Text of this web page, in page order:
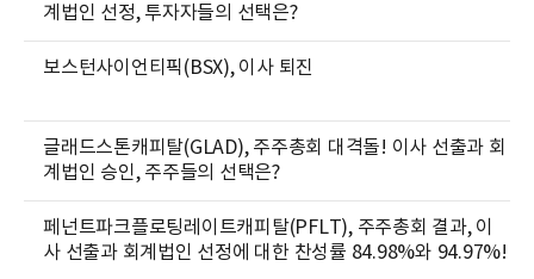
계법인 선정, 투자자들의 선택은?
보스턴사이언티픽(BSX), 이사 퇴진
글래드스톤캐피탈(GLAD), 주주총회 대격돌! 이사 선출과 회
계법인 승인, 주주들의 선택은?
페넌트파크플로팅레이트캐피탈(PFLT), 주주총회 결과, 이
사 선출과 회계법인 선정에 대한 찬성률 84.98%와 94.97%!